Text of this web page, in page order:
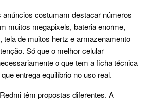
anúncios costumam destacar números
muitos megapixels, bateria enorme,
tela de muitos hertz e armazenamento
Só que o melhor celular
o que tem a ficha técnica
entrega equilíbrio no uso real.
têm propostas diferentes. A